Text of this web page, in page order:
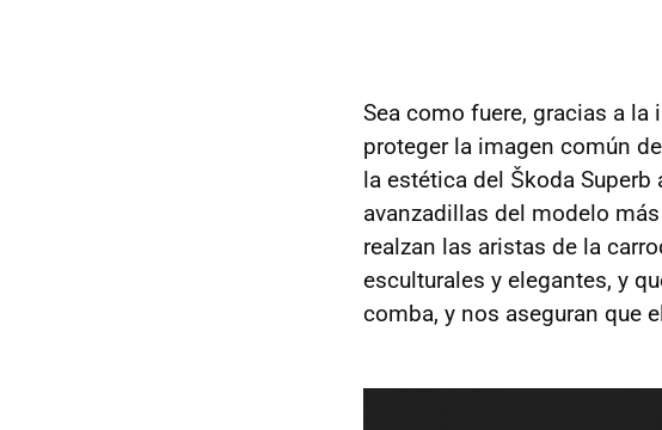
Sea como fuere, gracias a
proteger la imagen común
la estética del Škoda Superb
avanzadillas del modelo
realzan las aristas de la
esculturales y elegantes, y
comba, y nos aseguran que